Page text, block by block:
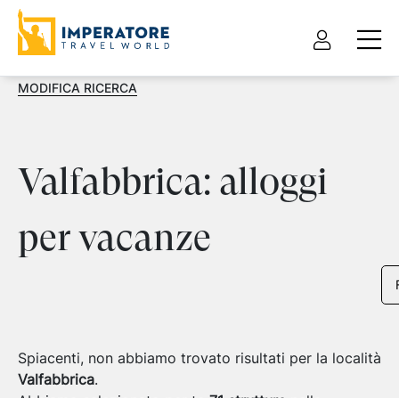
MODIFICA RICERCA
Valfabbrica: alloggi
per vacanze
Spiacenti, non abbiamo trovato risultati per la località
Valfabbrica.